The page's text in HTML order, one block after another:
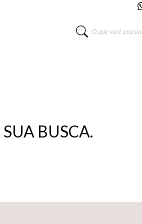
O que você procura?
BUSCA.